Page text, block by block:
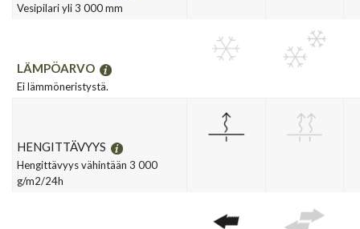
Vesipilari yli 3 000 mm
LÄMPÖARVO
Ei lämmöneristystä.
HENGITTÄVYYS
Hengittävyys vähintään 3 000
g/m2/24h